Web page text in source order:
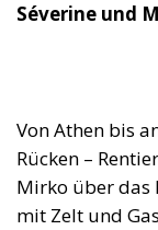
Séverine und
Von Athen bis
Rücken –
Mirko über das
mit Zelt und